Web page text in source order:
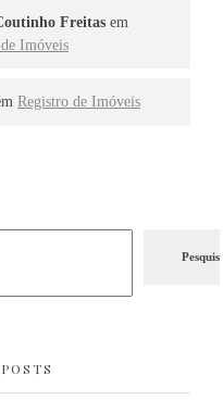
Freitas em
Imóveis
Registro de Imóveis